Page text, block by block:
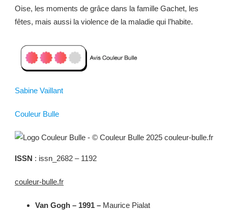
Oise, les moments de grâce dans la famille Gachet, les
fêtes, mais aussi la violence de la maladie qui l’habite.
Sabine Vaillant
Couleur Bulle
ISSN : issn_2682 – 1192
couleur-bulle.fr
Van Gogh – 1991 – Maurice Pialat